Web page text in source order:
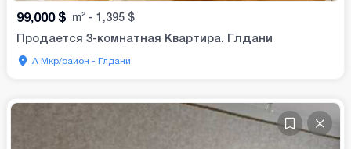
99,000 $ m² - 1,395 $
Продается 3-комнатная Квартира. Глдани
А Мкр/раион - Глдани